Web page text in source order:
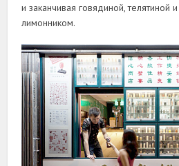
и заканчивая говядиной,
лимонником.